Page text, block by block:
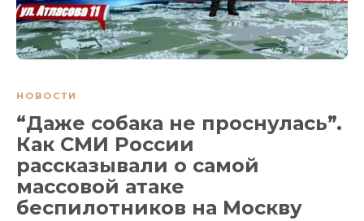
НОВОСТИ
“Даже собака не проснулась”.
Как СМИ России
рассказывали о самой
массовой атаке
беспилотников на Москву